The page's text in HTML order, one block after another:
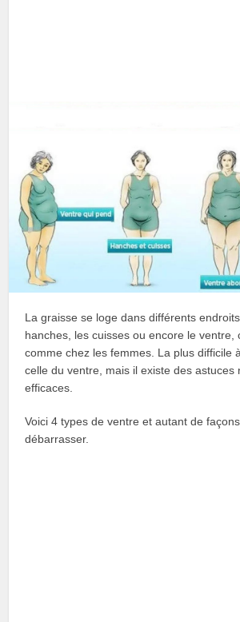
La graisse se loge dans différents
hanches, les cuisses ou encore le ventre,
comme chez les femmes. La plus difficile
celle du ventre, mais il existe des astuces
efficaces.
Voici 4 types de ventre et autant de
débarrasser.